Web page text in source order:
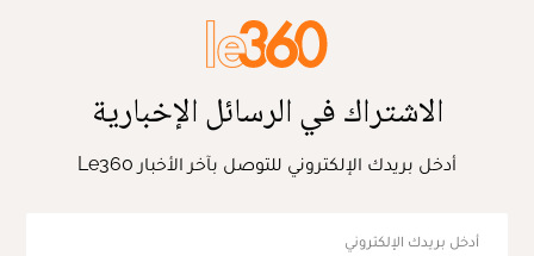
الاشتراك في الرسائل الإخبارية
أدخل بريدك الإلكتروني للتوصل بآخر الأخبار Le360